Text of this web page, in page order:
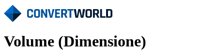
Volume (Dimensione)